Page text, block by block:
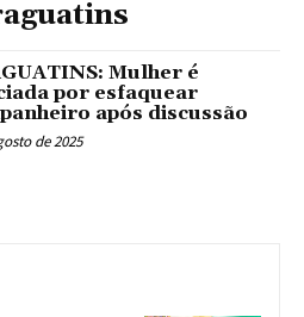
Mulher é
por esfaquear
após discussão
de 2025